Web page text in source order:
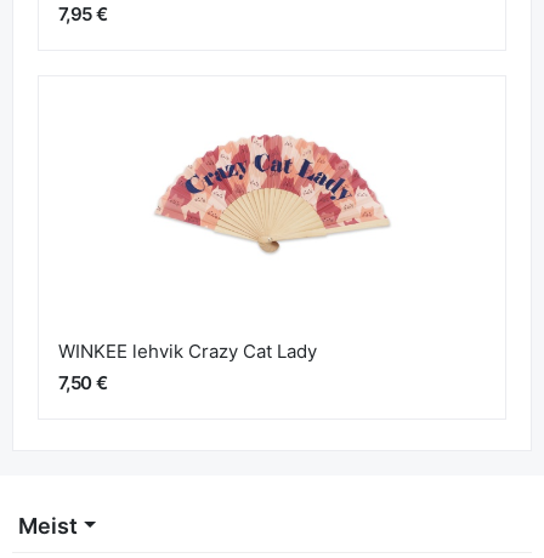
7,95 €
WINKEE lehvik Crazy Cat Lady
7,50 €
Meist